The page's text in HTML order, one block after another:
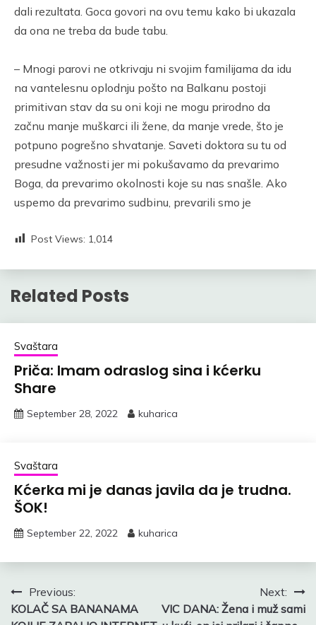
dali rezultata. Goca govori na ovu temu kako bi ukazala
da ona ne treba da bude tabu.
– Mnogi parovi ne otkrivaju ni svojim familijama da idu
na vantelesnu oplodnju pošto na Balkanu postoji
primitivan stav da su oni koji ne mogu prirodno da
začnu manje muškarci ili žene, da manje vrede, što je
potpuno pogrešno shvatanje. Saveti doktora su tu od
presudne važnosti jer mi pokušavamo da prevarimo
Boga, da prevarimo okolnosti koje su nas snašle. Ako
uspemo da prevarimo sudbinu, prevarili smo je
Post Views: 1,014
Related Posts
Svaštara
Priča: Imam odraslog sina i kćerku
Share
September 28, 2022 kuharica
Svaštara
Kćerka mi je danas javila da je trudna.
ŠOK!
September 22, 2022 kuharica
Post
navigation
Previous:
KOLAČ SA BANANAMA
Next:
VIC DANA: Žena i muž sami